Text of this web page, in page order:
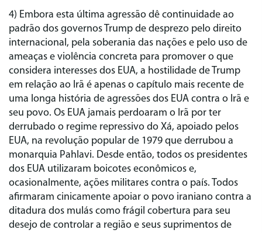
4) Embora esta última agressão dê continuidade ao
padrão dos governos Trump de desprezo pelo direito
internacional, pela soberania das nações e pelo uso de
ameaças e violência concreta para promover o que
considera interesses dos EUA, a hostilidade de Trump
em relação ao Irã é apenas o capítulo mais recente de
uma longa história de agressões dos EUA contra o Irã e
seu povo. Os EUA jamais perdoaram o Irã por ter
derrubado o regime repressivo do Xá, apoiado pelos
EUA, na revolução popular de 1979 que derrubou a
monarquia Pahlavi. Desde então, todos os presidentes
dos EUA utilizaram boicotes econômicos e,
ocasionalmente, ações militares contra o país. Todos
afirmaram cinicamente apoiar o povo iraniano contra a
ditadura dos mulás como frágil cobertura para seu
desejo de controlar a região e seus suprimentos de